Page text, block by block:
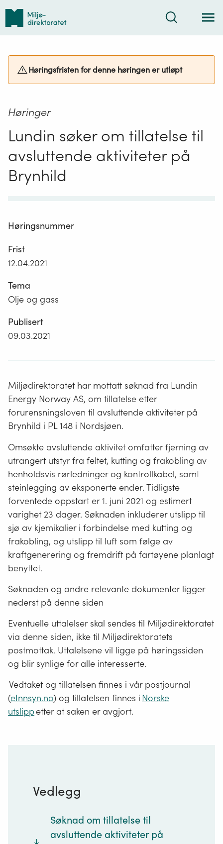
Tilbake
forsiden
Søk
Høringsfristen for denne høringen er utløpt
Høringer
Lundin søker om tillatelse til
avsluttende aktiviteter på
Brynhild
Høringsnummer
Frist
12.04.2021
Tema
Olje og gass
Publisert
09.03.2021
Miljødirektoratet har mottatt søknad fra Lundin
Energy Norway AS, om tillatelse etter
forurensningsloven til avsluttende aktiviteter på
Brynhild i PL 148 i Nordsjøen.
Omsøkte avsluttende aktivitet omfatter fjerning av
utrangert utstyr fra feltet, kutting og frakobling av
henholdsvis rørledninger og kontrollkabel, samt
steinlegging av eksponerte ender. Tidligste
forventede oppstart er 1. juni 2021 og estimert
varighet 23 dager. Søknaden inkluderer utslipp til
sjø av kjemikalier i forbindelse med kutting og
frakobling, og utslipp til luft som følge av
kraftgenerering og fremdrift på fartøyene planlagt
benyttet.
Søknaden og andre relevante dokumenter ligger
nederst på denne siden
Eventuelle uttalelser skal sendes til Miljødirektoratet
via denne siden, ikke til Miljødirektoratets
postmottak. Uttalelsene vil ligge på høringssiden
og blir synlige for alle interesserte.
Vedtaket og tillatelsen finnes i vår postjournal
(eInnsyn.no) og tillatelsen finnes i Norske
utslippetter at saken er avgjort.
Vedlegg
Søknad om tillatelse til
avsluttende aktiviteter på